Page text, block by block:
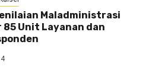
Maladministrasi
85 Unit Layanan dan